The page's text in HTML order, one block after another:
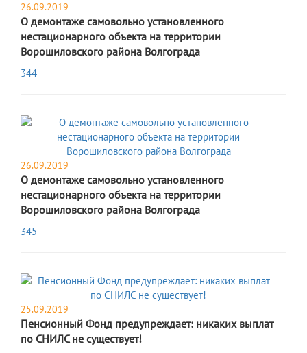
26.09.2019
О демонтаже самовольно установленного
нестационарного объекта на территории
Ворошиловского района Волгограда
344
26.09.2019
О демонтаже самовольно установленного
нестационарного объекта на территории
Ворошиловского района Волгограда
345
25.09.2019
Пенсионный Фонд предупреждает: никаких выплат
по СНИЛС не существует!